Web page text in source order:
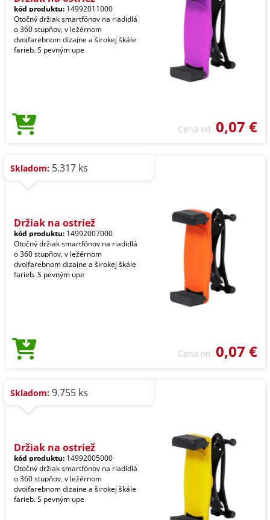
kód produktu: 14992011000
Otočný držiak smartfónov na riadidlá
o 360 stupňov, v ležérnom
dvojfarebnom dizajne a širokej škále
farieb. S pevným upe
Cena od 0,07 €
Skladom: 5.317 ks
Držiak na ostriež
kód produktu: 14992007000
Otočný držiak smartfónov na riadidlá
o 360 stupňov, v ležérnom
dvojfarebnom dizajne a širokej škále
farieb. S pevným upe
Cena od 0,07 €
Skladom: 9.755 ks
Držiak na ostriež
kód produktu: 14992005000
Otočný držiak smartfónov na riadidlá
o 360 stupňov, v ležérnom
dvojfarebnom dizajne a širokej škále
farieb. S pevným upe